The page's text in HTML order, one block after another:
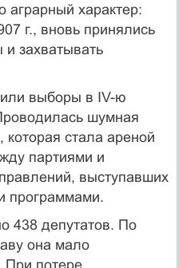
аграрный характер:
г., вновь принялись
и захватывать
выборы в IV-ю
шумная
которая стала ареной
партиями и
выступавших
программами.
438 депутатов. По
она мало
При потере